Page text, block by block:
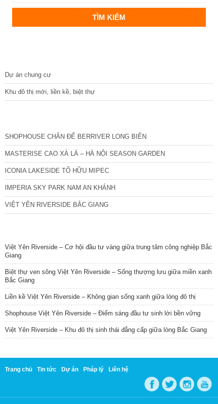
Dự án chung cư
Khu đô thị mới, liền kề, biệt thự
SHOPHOUSE CHÂN ĐẾ BERRIVER LONG BIÊN
MASTERISE CAO XÀ LÁ – HÀ NỘI SEASON GARDEN
ICONIA LAKESIDE TỐ HỮU MIPEC
IMPERIA SKY PARK NAM AN KHÁNH
VIỆT YÊN RIVERSIDE BẮC GIANG
Việt Yên Riverside – Cơ hội đầu tư vàng giữa trung tâm công nghiệp Bắc
Giang
Biệt thự ven sông Việt Yên Riverside – Sống thượng lưu giữa miền xanh
Bắc Giang
Liền kề Việt Yên Riverside – Không gian sống xanh giữa lòng đô thị
Shophouse Việt Yên Riverside – Điểm sáng đầu tư sinh lời bền vững
Việt Yên Riverside – Khu đô thị sinh thái đẳng cấp giữa lòng Bắc Giang
Trang chủ Tin tức Dự án Pháp lý Liên hệ